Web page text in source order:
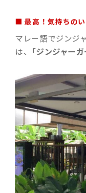
■ 最高！気持ちの
マレー語でジンジ
は、 「ジンジャーガ